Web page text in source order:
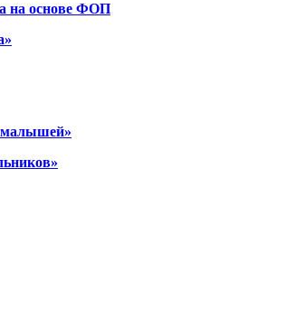
на основе ФОП
малышей»